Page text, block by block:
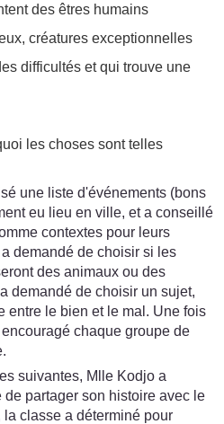
des êtres humains
créatures exceptionnelles
difficultés et qui trouve une
les choses sont telles
une liste d'événements (bons
eu lieu en ville, et a conseillé
contextes pour leurs
demandé de choisir si les
des animaux ou des
demandé de choisir un sujet,
entre le bien et le mal. Une fois
chaque groupe de
suivantes, Mlle Kodjo a
partager son histoire avec le
classe a déterminé pour